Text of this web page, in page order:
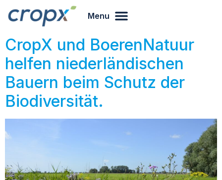
Menu
CropX und BoerenNatuur
helfen niederländischen
Bauern beim Schutz der
Biodiversität.